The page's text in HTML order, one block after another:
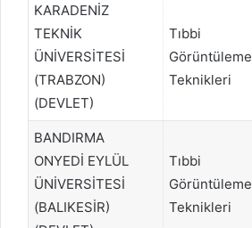
KARADENİZ
TEKNİK
ÜNİVERSİTESİ
(TRABZON)
(DEVLET)
Tıbbi
Görüntüleme
Teknikleri
BANDIRMA
ONYEDİ EYLÜL
ÜNİVERSİTESİ
(BALIKESİR)
Tıbbi
Görüntüleme
Teknikleri